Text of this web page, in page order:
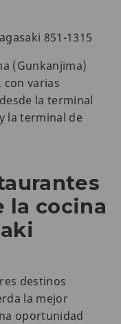
851-1315
(Gunkanjima)
con varias
la terminal
la terminal de
la cocina
destinos
la mejor
oportunidad